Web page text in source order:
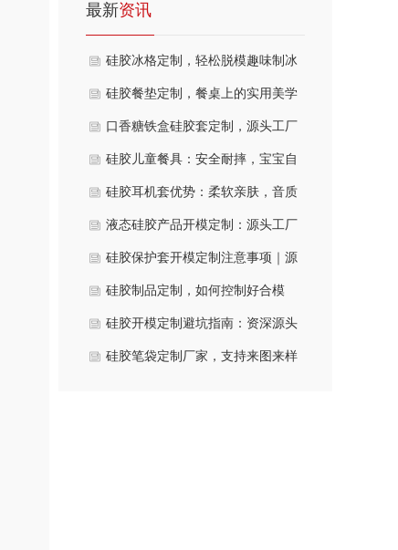
最新资讯
硅胶冰格定制，轻松脱模趣味制冰
硅胶餐垫定制，餐桌上的实用美学
口香糖铁盒硅胶套定制，源头工厂
开模
硅胶儿童餐具：安全耐摔，宝宝自
主进食好伙伴
硅胶耳机套优势：柔软亲肤，音质
防护双提升
液态硅胶产品开模定制：源头工厂
助你一次成功
硅胶保护套开模定制注意事项｜源
头厂家总结5大核心要点
硅胶制品定制，如何控制好合模
线？源头工厂给你一次说清
硅胶开模定制避坑指南：资深源头
厂家教你避开五大陷阱
硅胶笔袋定制厂家，支持来图来样